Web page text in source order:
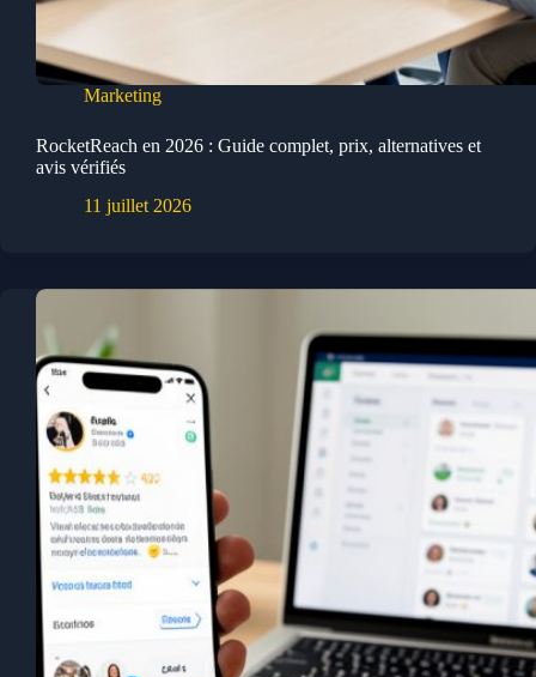
Marketing
RocketReach en 2026 : Guide complet, prix, alternatives et
avis vérifiés
11 juillet 2026